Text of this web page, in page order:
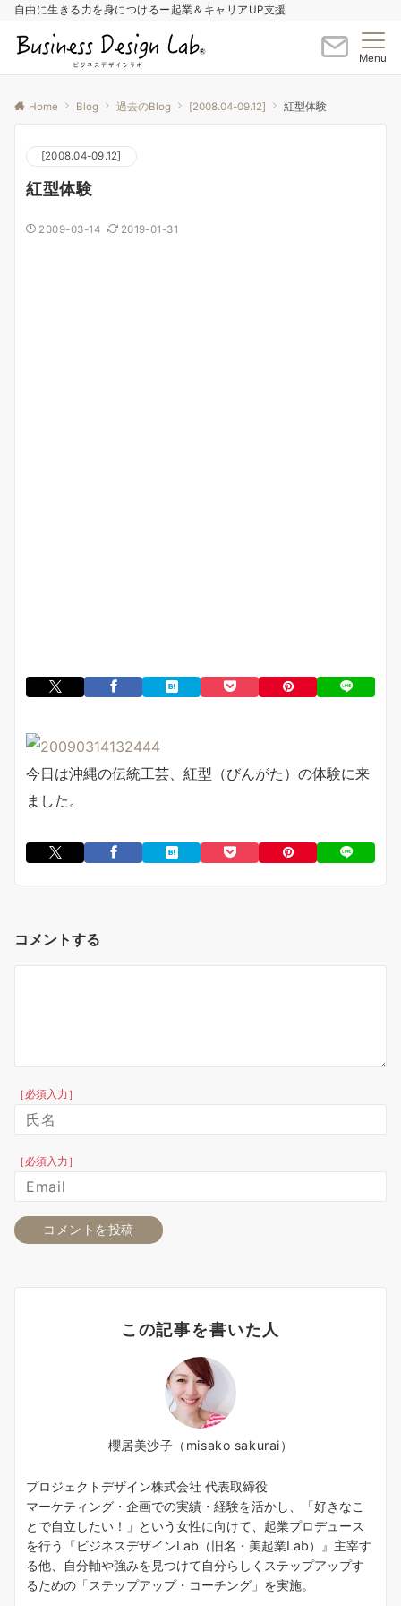
自由に生きる力を身につけるー起業＆キャリアUP支援
Menu
Home Blog 過去のBlog [2008.04-09.12] 紅型体験
[2008.04-09.12]
紅型体験
2009-03-14 2019-01-31
今日は沖縄の伝統工芸、紅型（びんがた）の体験に来
ました。
コメントする
［必須入力］
［必須入力］
この記事を書いた人
櫻居美沙子（misako sakurai）
プロジェクトデザイン株式会社 代表取締役
マーケティング・企画での実績・経験を活かし、「好きなこ
とで自立したい！」という女性に向けて、起業プロデュース
を行う『ビジネスデザインLab（旧名・美起業Lab）』主宰す
る他、自分軸や強みを見つけて自分らしくステップアップす
るための「ステップアップ・コーチング」を実施。